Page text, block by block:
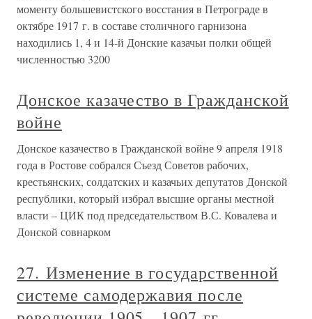
моменту большевистского восстания в Петрограде в
октябре 1917 г. в составе столичного гарнизона
находились 1, 4 и 14-й Донские казачьи полки общей
численностью 3200
Донское казачество в Гражданской
войне
Донское казачество в Гражданской войне 9 апреля 1918
года в Ростове собрался Съезд Советов рабочих,
крестьянских, солдатских и казачьих депутатов Донской
республики, который избрал высшие органы местной
власти – ЦИК под председательством В.С. Ковалева и
Донской совнарком
27. Изменение в государственной
системе самодержавия после